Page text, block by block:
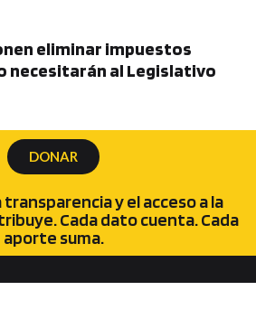
eliminar impuestos
necesitarán al Legislativo
y el acceso a la
Cada dato cuenta. Cada
aporte suma.
DONAR